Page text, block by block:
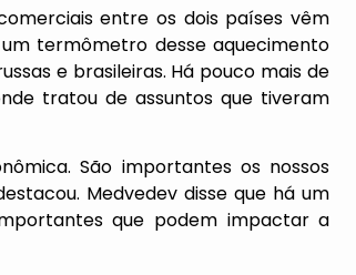
entre os dois países vêm
termômetro desse aquecimento
e brasileiras. Há pouco mais de
tratou de assuntos que tiveram
São importantes os nossos
Medvedev disse que há um
que podem impactar a